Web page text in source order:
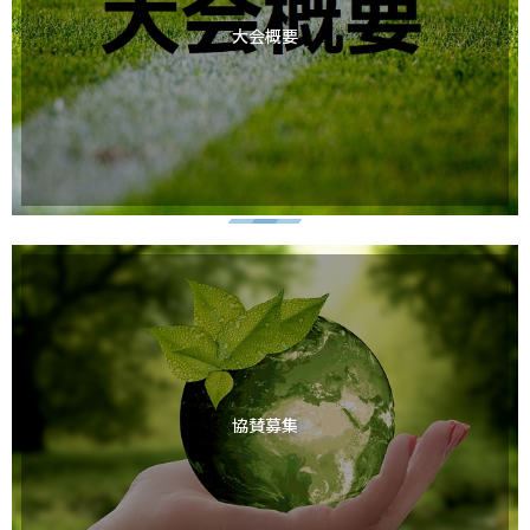
大会概要
協賛募集